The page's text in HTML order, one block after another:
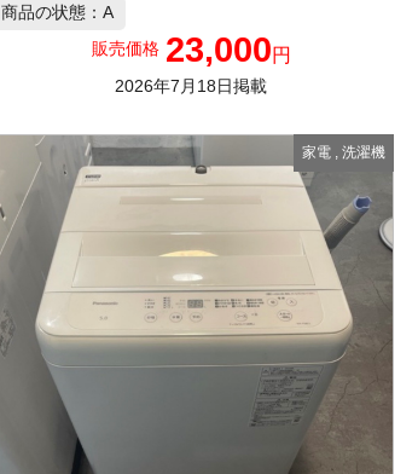
商品の状態：A
販売価格 23,000円
2026年7月18日掲載
家電, 洗濯機